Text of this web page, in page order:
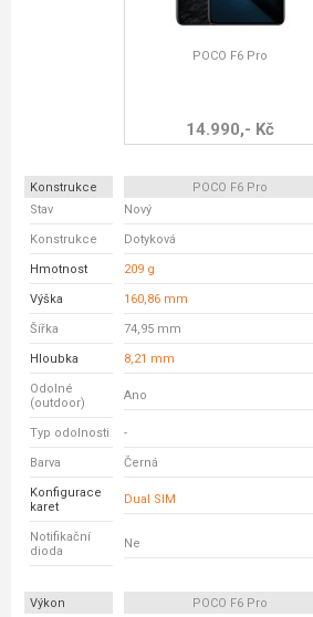
POCO F6 Pro
14.990,- Kč
Konstrukce POCO F6 Pro
Stav
Nový
Konstrukce Dotyková
Hmotnost 209 g
Výška 160,86 mm
Šířka 74,95 mm
Hloubka 8,21 mm
Odolné
(outdoor)
Ano
Typ odolnosti -
Barva Černá
Konfigurace
karet
Dual SIM
Notifikační
dioda
Ne
Výkon POCO F6 Pro